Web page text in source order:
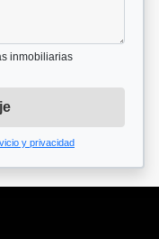
inmobiliarias
y privacidad